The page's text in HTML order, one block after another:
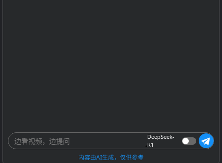
DeepSeek-
R1
内容由AI生成，仅供参考